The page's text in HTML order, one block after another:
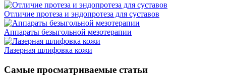
Отличие протеза и эндопротеза для суставов
Аппараты безыгольной мезотерапии
Лазерная шлифовка кожи
Самые просматриваемые статьи